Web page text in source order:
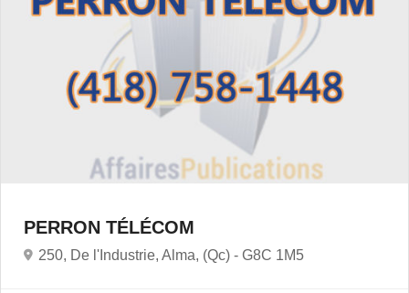
PERRON TÉLÉCOM
250, De l'Industrie, Alma, (Qc) - G8C 1M5